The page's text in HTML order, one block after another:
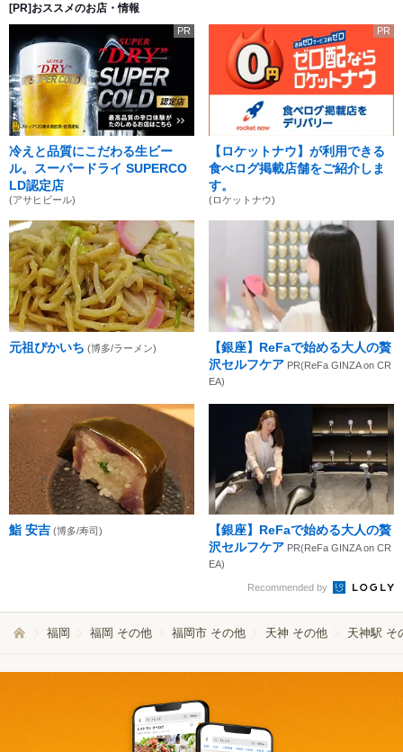
[PR]おススメのお店・情報
PR
冷えと品質にこだわる生ビー
ル。スーパードライ SUPERCO
LD認定店
(アサヒビール)
PR
【ロケットナウ】が利用できる
食べログ掲載店舗をご紹介しま
す。
(ロケットナウ)
元祖ぴかいち (博多/ラーメン)
【銀座】ReFaで始める大人の贅
沢セルフケア PR(ReFa GINZA on CR
EA)
鮨 安吉 (博多/寿司)
【銀座】ReFaで始める大人の贅
沢セルフケア PR(ReFa GINZA on CR
EA)
Recommended by
福岡 福岡 その他 福岡市 その他 天神 その他 天神駅 そ